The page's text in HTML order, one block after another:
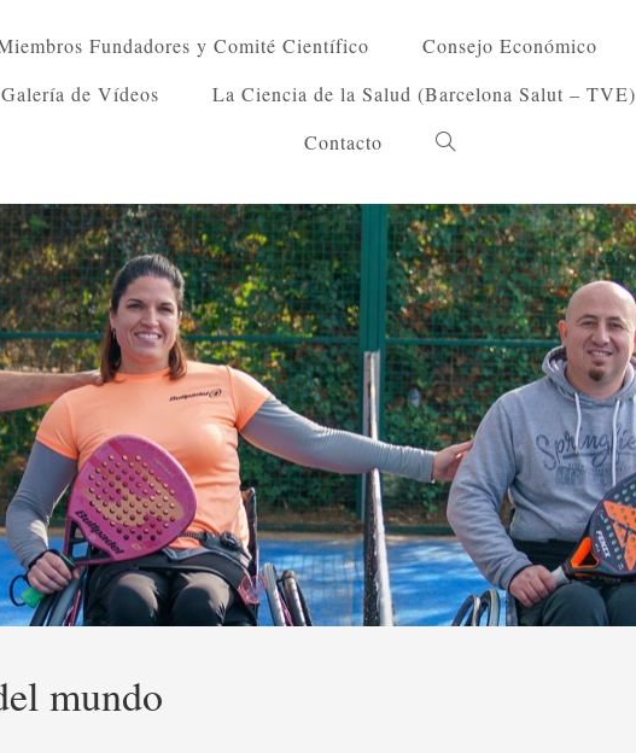
Fundadores y Comité Científico Consejo Económico
Galería de Vídeos La Ciencia de la Salud (Barcelona Salut – TVE)
Contacto
Alternar
de
la
web
mundo